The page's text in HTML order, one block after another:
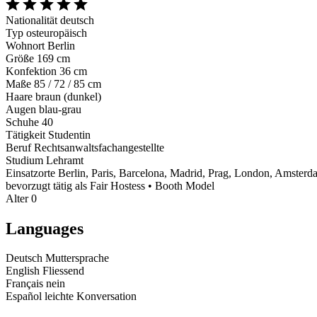
Nationalität deutsch
Typ osteuropäisch
Wohnort Berlin
Größe 169 cm
Konfektion 36 cm
Maße 85 / 72 / 85 cm
Haare braun (dunkel)
Augen blau-grau
Schuhe 40
Tätigkeit Studentin
Beruf Rechtsanwaltsfachangestellte
Studium Lehramt
Einsatzorte Berlin, Paris, Barcelona, Madrid, Prag, London,
bevorzugt tätig als Fair Hostess • Booth Model
Alter 0
Languages
Deutsch Muttersprache
English Fliessend
Français nein
Español leichte Konversation